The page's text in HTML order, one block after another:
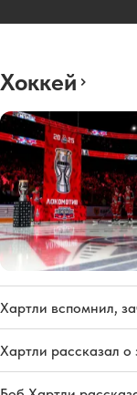
Хоккей
Хартли вспомнил,
Хартли рассказал